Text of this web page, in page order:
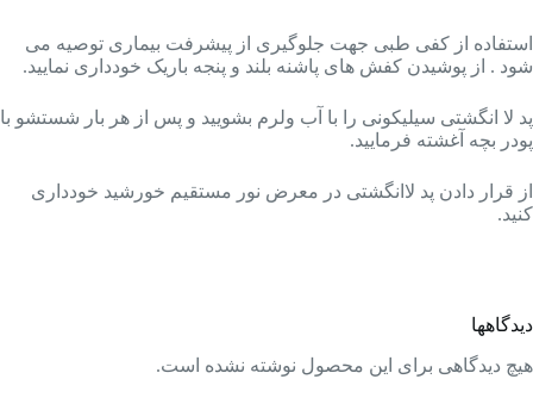
استفاده از کفی طبی جهت جلوگیری از پیشرفت بیماری توصیه می
شود . از پوشیدن کفش های پاشنه بلند و پنجه باریک خودداری نمایید.
پد لا انگشتی سیلیکونی را با آب ولرم بشویید و پس از هر بار شستشو با
پودر بچه آغشته فرمایید.
از قرار دادن پد لاانگشتی در معرض نور مستقیم خورشید خودداری
کنید.
دیدگاهها
هیچ دیدگاهی برای این محصول نوشته نشده است.